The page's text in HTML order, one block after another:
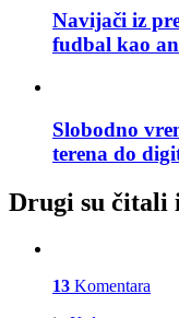
Navijači iz
fudbal kao
Slobodno
terena do
Drugi su čitali
13 Komentara